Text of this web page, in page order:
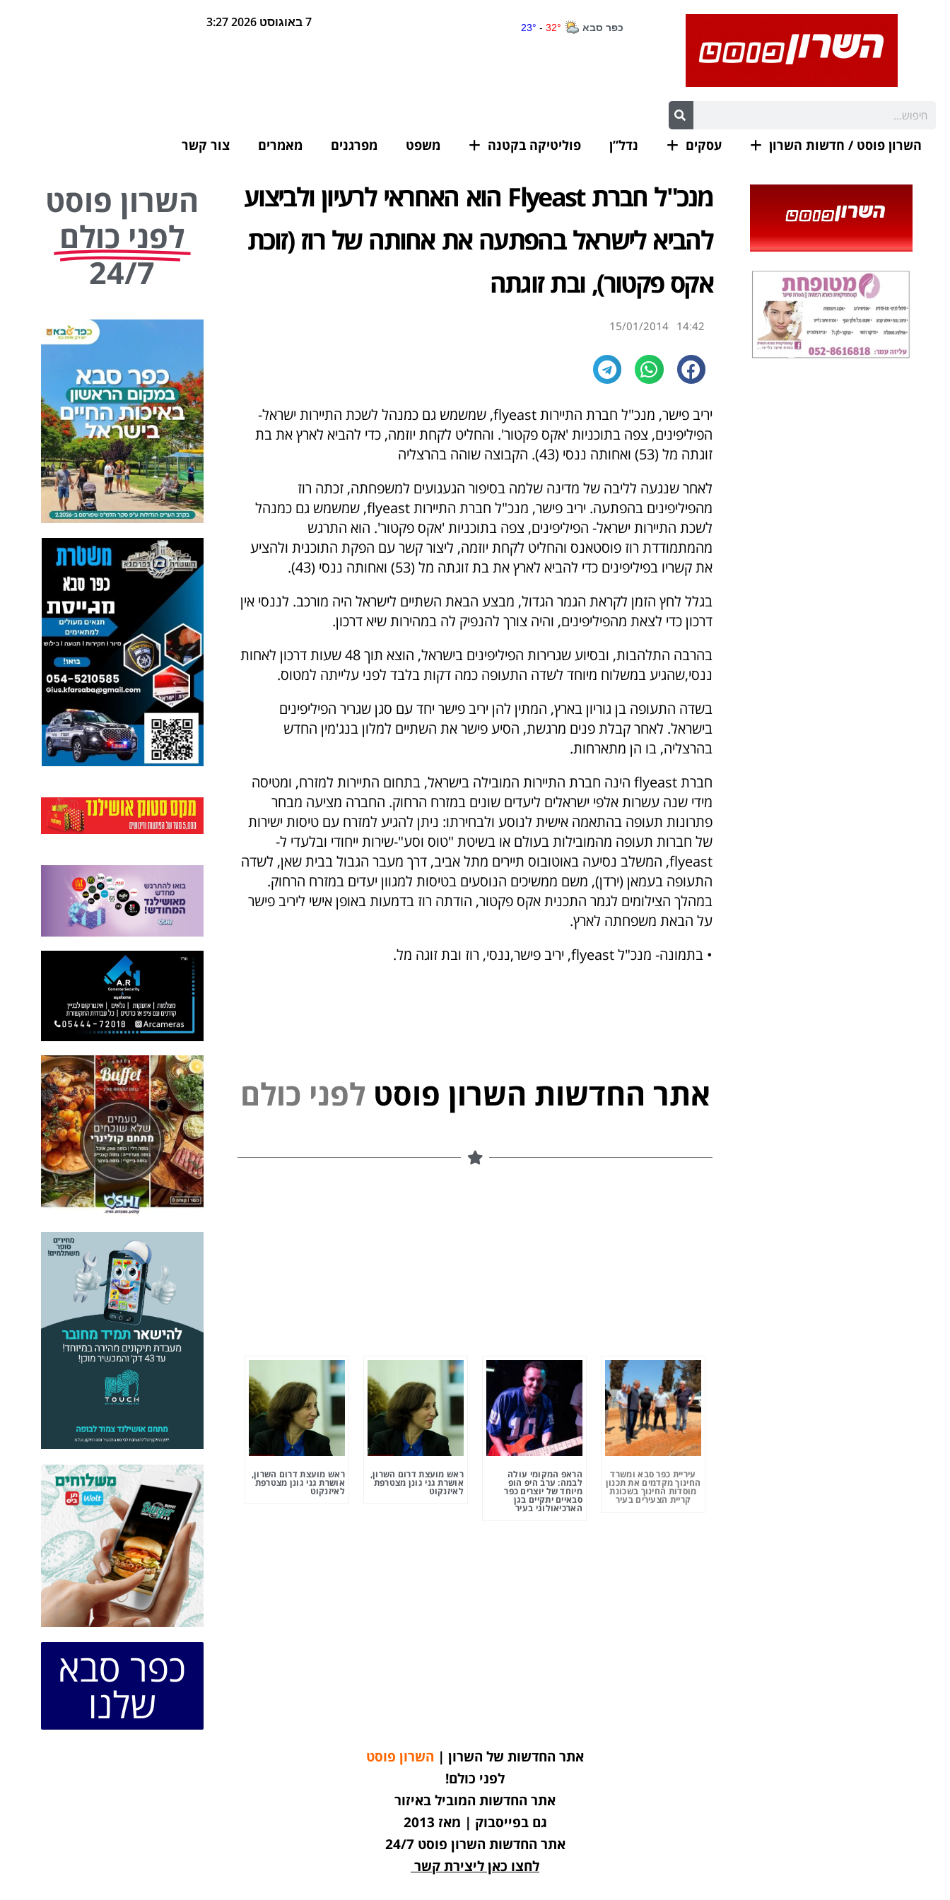
7 באוגוסט 2026 3:27
השרון פוסט / חדשות השרון עסקים נדל”ן פוליטיקה בקטנה משפט מפרגנים מאמרים צור קשר
מנכ"ל חברת Flyeast הוא האחראי לרעיון ולביצוע
להביא לישראל בהפתעה את אחותה של רוז (זוכת
אקס פקטור), ובת זוגתה
14:42
15/01/2014
יריב פישר, מנכ"ל חברת התיירות flyeast, שמשמש גם כמנהל לשכת התיירות ישראל-
הפיליפינים, צפה בתוכניות 'אקס פקטור'. והחליט לקחת יוזמה, כדי להביא לארץ את בת
זוגתה מל (53) ואחותה ננסי (43). הקבוצה שוהה בהרצליה
לאחר שנגעה לליבה של מדינה שלמה בסיפור הגעגועים למשפחתה, זכתה רוז
מהפיליפינים בהפתעה. יריב פישר, מנכ"ל חברת התיירות flyeast, שמשמש גם כמנהל
לשכת התיירות ישראל- הפיליפינים, צפה בתוכניות 'אקס פקטור'. הוא התרגש
מהמתמודדת רוז פוסטאנס והחליט לקחת יוזמה, ליצור קשר עם הפקת התוכנית ולהציע
את קשריו בפיליפינים כדי להביא לארץ את בת זוגתה מל (53) ואחותה ננסי (43).
בגלל לחץ הזמן לקראת הגמר הגדול, מבצע הבאת השתיים לישראל היה מורכב. לננסי אין
דרכון כדי לצאת מהפיליפינים, והיה צורך להנפיק לה במהירות שיא דרכון.
בהרבה התלהבות, ובסיוע שגרירות הפיליפינים בישראל, הוצא תוך 48 שעות דרכון לאחות
ננסי,שהגיע במשלוח מיוחד לשדה התעופה כמה דקות בלבד לפני עלייתה למטוס.
בשדה התעופה בן גוריון בארץ, המתין להן יריב פישר יחד עם סגן שגריר הפיליפינים
בישראל. לאחר קבלת פנים מרגשת, הסיע פישר את השתיים למלון בנג'מין החדש
בהרצליה, בו הן מתארחות.
חברת flyeast הינה חברת התיירות המובילה בישראל, בתחום התיירות למזרח, ומטיסה
מידי שנה עשרות אלפי ישראלים ליעדים שונים במזרח הרחוק. החברה מציעה מבחר
פתרונות תעופה בהתאמה אישית לנוסע ולבחירתו: ניתן להגיע למזרח עם טיסות ישירות
של חברות תעופה מהמובילות בעולם או בשיטת "טוס וסע"-שירות ייחודי ובלעדי ל-
flyeast, המשלב נסיעה באוטובוס תיירים מתל אביב, דרך מעבר הגבול בבית שאן, לשדה
התעופה בעמאן (ירדן), משם ממשיכים הנוסעים בטיסות למגוון יעדים במזרח הרחוק.
במהלך הצילומים לגמר התכנית אקס פקטור, הודתה רוז בדמעות באופן אישי ליריב פישר
על הבאת משפחתה לארץ.
• בתמונה- מנכ"ל flyeast, יריב פישר,ננסי, רוז ובת זוגה מל.
אתר החדשות השרון פוסט לפני כולם
עיריית כפר סבא ומשרד
החינוך מקדמים את תכנון
מוסדות החינוך בשכונת
קריית הצעירים בעיר
הראפ המקומי עולה
לבמה: ערב היפ הופ
מיוחד של יוצרים כפר
סבאיים יתקיים בגן
הארכיאולוגי בעיר
ראש מועצת דרום השרון,
אושרת גני גונן מצטרפת
לאיזנקוט
ראש מועצת דרום השרון,
אושרת גני גונן מצטרפת
לאיזנקוט
השרון פוסט
לפני כולם
24/7
כפר סבא
שלנו
אתר החדשות של השרון | השרון פוסט
לפני כולם!
אתר החדשות המוביל באיזור
גם בפייסבוק | מאז 2013
אתר החדשות השרון פוסט 24/7
לחצו כאן ליצירת קשר